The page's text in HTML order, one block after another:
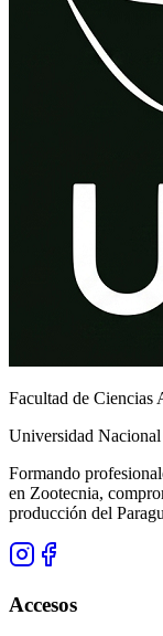
Facultad de Ciencias
Universidad
Formando
en Zootecnia,
producción del
Accesos